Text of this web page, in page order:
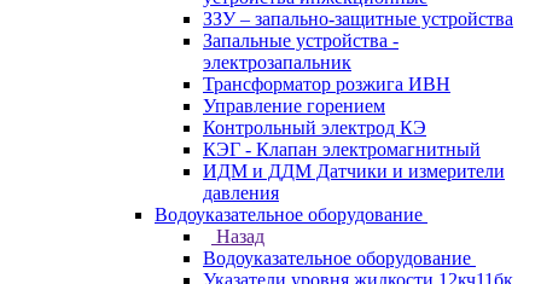
ЗЗУ – запально-защитные устройства
Запальные устройства -
электрозапальник
Трансформатор розжига ИВН
Управление горением
Контрольный электрод КЭ
КЭГ - Клапан электромагнитный
ИДМ и ДДМ Датчики и измерители
давления
Водоуказательное оборудование
Назад
Водоуказательное оборудование
Указатели уровня жидкости 12кч11бк